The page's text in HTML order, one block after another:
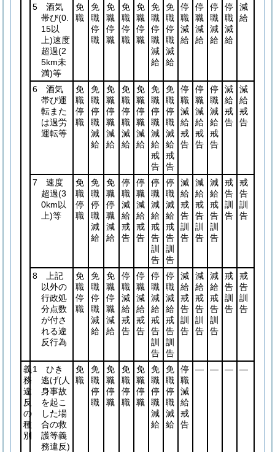
5 酒気
帯び(0.
15以
上)速度
超過(2
5km未
満)等
免
職
免
職
停
職
免
職
停
職
免
職
停
職
免
職
停
職
免
職
停
職
減
給
免
職
停
職
減
給
停
職
減
給
停
職
減
給
停
職
減
給
停
職
減
給
減
給
6 酒気
帯び運
転また
は過労
運転等
免
職
停
職
免
職
停
職
減
給
免
職
停
職
減
給
免
職
停
職
減
給
免
職
停
職
減
給
免
職
停
職
減
給
戒
告
免
職
停
職
減
給
戒
告
停
職
減
給
戒
告
停
職
減
給
戒
告
停
職
減
給
戒
告
減
給
戒
告
減
給
戒
告
7 速度
超過(3
0km以
上)等
免
職
停
職
免
職
停
職
減
給
免
職
停
職
減
給
停
職
減
給
戒
告
停
職
減
給
戒
告
停
職
減
給
戒
告
訓
告
停
職
減
給
戒
告
訓
告
減
給
戒
告
訓
告
減
給
戒
告
訓
告
減
給
戒
告
訓
告
戒
告
訓
告
戒
告
訓
告
8 上記
以外の
行政処
分点数
が付さ
れる違
反行為
免
職
停
職
免
職
停
職
減
給
免
職
停
職
減
給
停
職
減
給
戒
告
停
職
減
給
戒
告
停
職
減
給
戒
告
訓
告
停
職
減
給
戒
告
訓
告
減
給
戒
告
訓
告
減
給
戒
告
訓
告
減
給
戒
告
訓
告
戒
告
訓
告
戒
告
訓
告
義
務
違
反
の
種
別
1 ひき
逃げ(人
身事故
を起こ
した場
合の救
護等義
務違反)
免
職
免
職
停
職
免
職
停
職
免
職
停
職
免
職
停
職
免
職
停
職
減
給
免
職
停
職
減
給
停
職
減
給
戒
告
― ― ― ―